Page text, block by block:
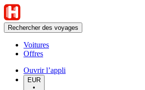
Rechercher des voyages
Voitures
Offres
Ouvrir l’appli
EUR
•